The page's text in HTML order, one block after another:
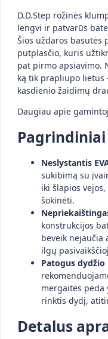
D.D.Step rožinės
lengvi ir patvarūs
Šios uždaros basutės
putplasčio, kuris
pat pirmo apsiavimo.
ką tik prapliupo lietus
kasdienio žaidimų
Daugiau apie
Neslystantis
sukibimą su
iki šlapios
šokinėti.
konstrukcijos
beveik nejaučia
ilgų
Patogus
mergaitės pėda
rinktis dydį,
Detalus